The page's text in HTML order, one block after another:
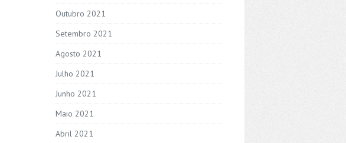
Outubro 2021
Setembro 2021
Agosto 2021
Julho 2021
Junho 2021
Maio 2021
Abril 2021